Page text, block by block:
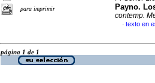
para imprimir
Payno.
contemp.
· texto en
página 1 de 1